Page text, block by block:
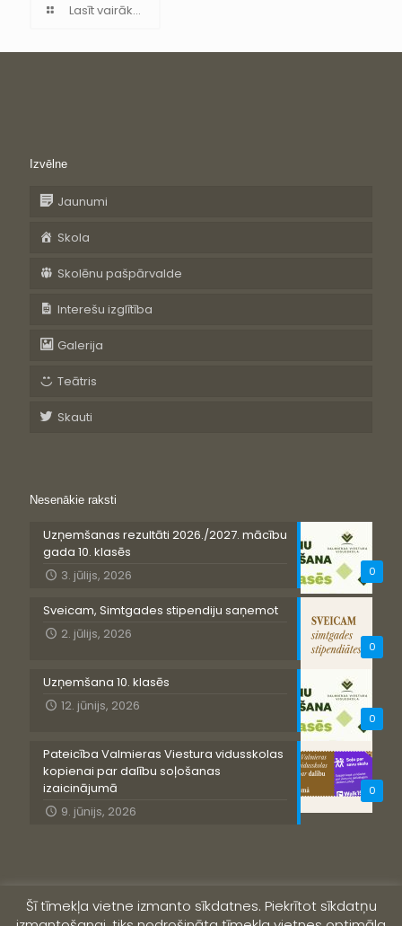
Lasīt vairāk...
Izvēlne
Jaunumi
Skola
Skolēnu pašpārvalde
Interešu izglītība
Galerija
Teātris
Skauti
Nesenākie raksti
0
Uzņemšanas rezultāti 2026./2027. mācību
gada 10. klasēs
3. jūlijs, 2026
0
Sveicam, Simtgades stipendiju saņemot
2. jūlijs, 2026
0
Uzņemšana 10. klasēs
12. jūnijs, 2026
0
Pateicība Valmieras Viestura vidusskolas
kopienai par dalību soļošanas
izaicinājumā
9. jūnijs, 2026
Šī tīmekļa vietne izmanto sīkdatnes. Piekrītot sīkdatņu